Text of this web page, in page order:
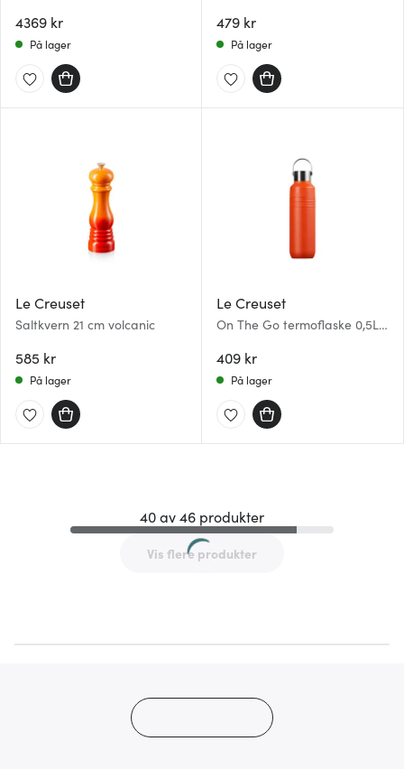
4369 kr
På lager
479 kr
På lager
Le Creuset
Saltkvern 21 cm volcanic
585 kr
På lager
Le Creuset
On The Go termoflaske 0,5L
409 kr
På lager
40 av 46 produkter
Vis flere produkter